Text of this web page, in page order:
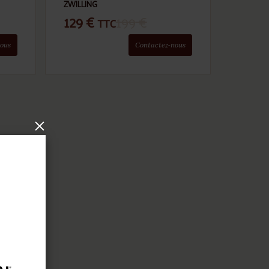
ZWILLING
129€TTC199
Contactez-nous
×